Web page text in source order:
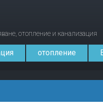
отопление и канализация
отопление